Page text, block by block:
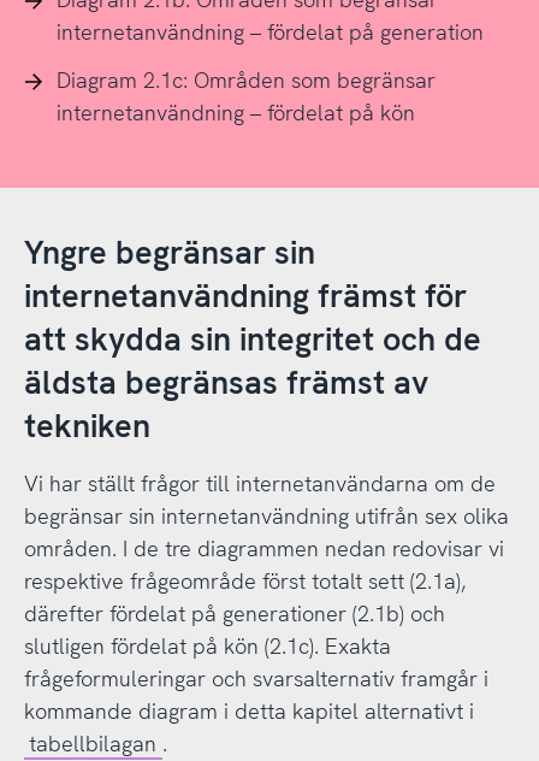
internetanvändning – fördelat på generation
Diagram 2.1c: Områden som begränsar
internetanvändning – fördelat på kön
Yngre begränsar sin
internetanvändning främst för
att skydda sin integritet och de
äldsta begränsas främst av
tekniken
Vi har ställt frågor till internetanvändarna om de
begränsar sin internetanvändning utifrån sex olika
områden. I de tre diagrammen nedan redovisar vi
respektive frågeområde först totalt sett (2.1a),
därefter fördelat på generationer (2.1b) och
slutligen fördelat på kön (2.1c). Exakta
frågeformuleringar och svarsalternativ framgår i
kommande diagram i detta kapitel alternativt i
tabellbilagan .